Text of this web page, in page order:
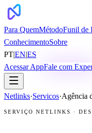
Para QuemMétodoFunil de
ConhecimentoSobre
PT|EN|ES
Acessar AppFale com
Netlinks·Servicos·Agência
SERVIÇO NETLINKS ·